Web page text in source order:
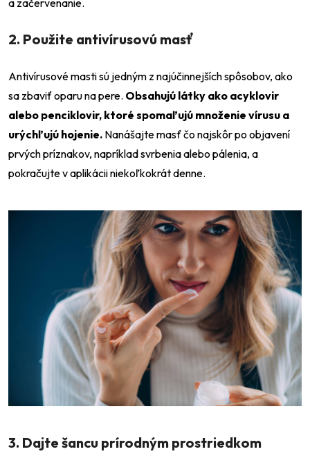
2. Použite antivírusovú masť
Antivírusové masti sú jedným z najúčinnejších spôsobov, ako
sa zbaviť oparu na pere. Obsahujú látky ako acyklovir
alebo penciklovir, ktoré spomaľujú množenie vírusu a
urýchľujú hojenie. Nanášajte masť čo najskôr po objavení
prvých príznakov, napríklad svrbenia alebo pálenia, a
pokračujte v aplikácii niekoľkokrát denne.
3. Dajte šancu prírodným prostriedkom